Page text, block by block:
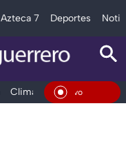
Azteca 7 Deportes
Clima Deportes En